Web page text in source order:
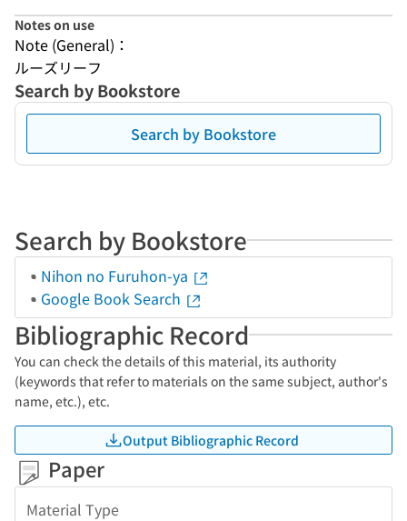
Notes on use
Note (General)：
ルーズリーフ
Search by Bookstore
Search by Bookstore
Search by Bookstore
Nihon no Furuhon-ya
Google Book Search
Bibliographic Record
You can check the details of this material, its authority
(keywords that refer to materials on the same subject, author's
name, etc.), etc.
Output Bibliographic Record
Paper
Material Type